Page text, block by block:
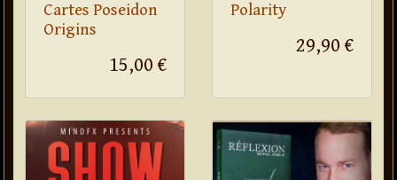
Cartes Poseidon
Origins
15,00 €
Polarity
29,90 €